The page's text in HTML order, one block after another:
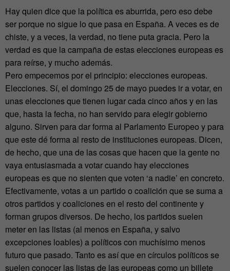
Hay quien dice que la política es aburrida, pero eso debe
ser porque no sigue lo que pasa en España. A veces es de
chiste, y a veces, la verdad, no tiene puta gracia. Pero la
verdad es que la campaña de estas elecciones europeas es
para reírse, y mucho además.
Pero empecemos por el principio: elecciones europeas.
Elecciones. Sí, el domingo 25 de mayo puedes ir a votar, en
unas elecciones que tienen lugar cada cinco años y en las
que, hasta la fecha, no han servido para elegir gobierno
alguno. Sirven para dar forma al Parlamento Europeo y para
que este dé forma al resto de instituciones europeas. Dicen,
de hecho, que una de las cosas que hacen que la gente no
vaya entusiasmada a votar cuando hay elecciones
europeas es que no sienten que voten ‘a nadie’ en concreto.
Efectivamente, votas a un partido o coalición que se suma a
otros partidos y coaliciones en el resto del continente y
forman grupos diversos. De hecho, los partidos suelen
meter en las listas (al menos en España, y salvo
excepciones loables) a políticos con muchísimo menos
futuro que pasado. Tanto es así que en círculos políticos se
suelen conocer las listas de las europeas como un billete